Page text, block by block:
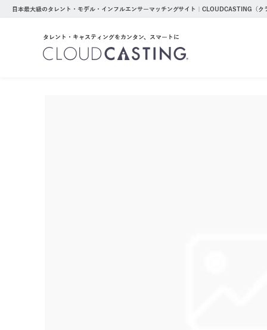
日本最大級のタレント・モデル・インフルエンサーマッチングサイト｜CLOUDCASTING（ク
タレント・キャスティングをカンタン、スマートに